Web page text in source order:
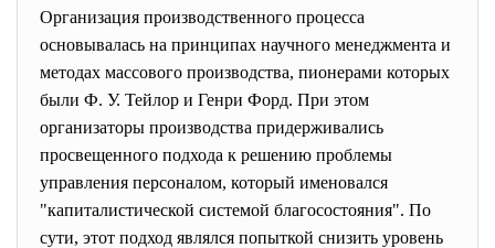
Организация производственного процесса
основывалась на принципах научного менеджмента и
методах массового производства, пионерами которых
были Ф. У. Тейлор и Генри Форд. При этом
организаторы производства придерживались
просвещенного подхода к решению проблемы
управления персоналом, который именовался
"капиталистической системой благосостояния". По
сути, этот подход являлся попыткой снизить уровень